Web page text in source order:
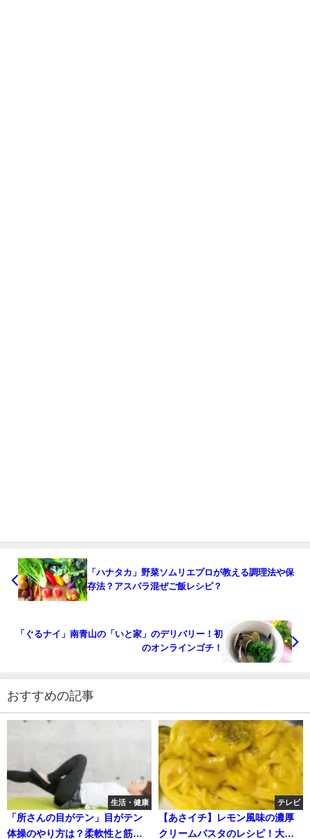
「ハナタカ」野菜ソムリエプロが教える調理法や保
存法？アスパラ混ぜご飯レシピ？
「ぐるナイ」南青山の「いと家」のデリバリー！初
のオンラインゴチ！
おすすめの記事
生活・健康
「所さんの目がテン」目がテン
体操のやり方は？柔軟性と筋力
テレビ
【あさイチ】レモン風味の濃厚
クリームパスタのレシピ！大場